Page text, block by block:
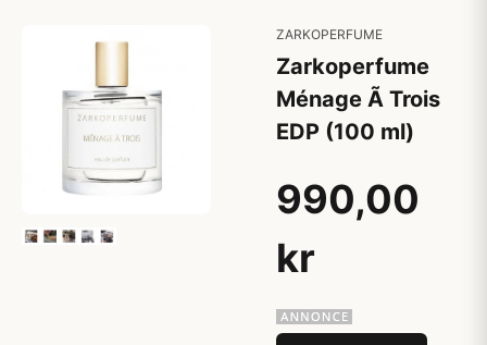
ZARKOPERFUME
Zarkoperfume
Ménage Ã Trois
EDP (100 ml)
990,00
kr